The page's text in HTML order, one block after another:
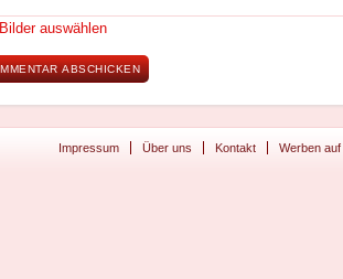
Bilder auswählen
Impressum Über uns Kontakt Werben